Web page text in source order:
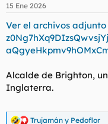
e
:
15 Ene 2026
Ver el archivos
Alcalde de Brighton,
Inglaterra.
Trujamán y Pedoflor